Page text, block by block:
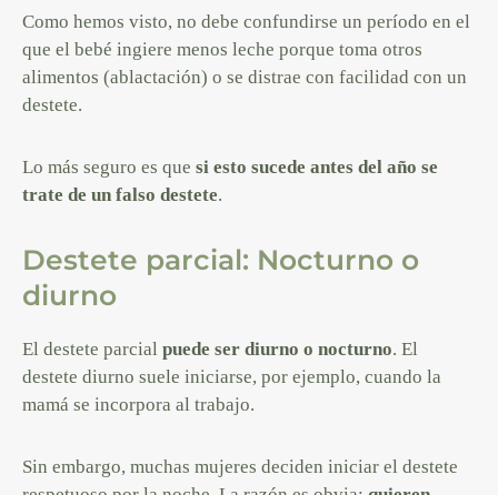
Como hemos visto, no debe confundirse un período en el
que el bebé ingiere menos leche porque toma otros
alimentos (ablactación) o se distrae con facilidad con un
destete.
Lo más seguro es que si esto sucede antes del año se
trate de un falso destete.
Destete parcial: Nocturno o
diurno
El destete parcial puede ser diurno o nocturno. El
destete diurno suele iniciarse, por ejemplo, cuando la
mamá se incorpora al trabajo.
Sin embargo, muchas mujeres deciden iniciar el destete